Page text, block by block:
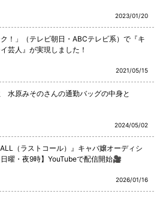
2023/01/20
ク！」（テレビ朝日・ABCテレビ系）で『キ
芸人』が実現しました！
2021/05/15
水原みそのさんの通勤バッグの中身と
2024/05/02
（ラストコール）』キャバ嬢オーディシ
曜・夜9時】YouTubeで配信開始🎥
2026/01/16